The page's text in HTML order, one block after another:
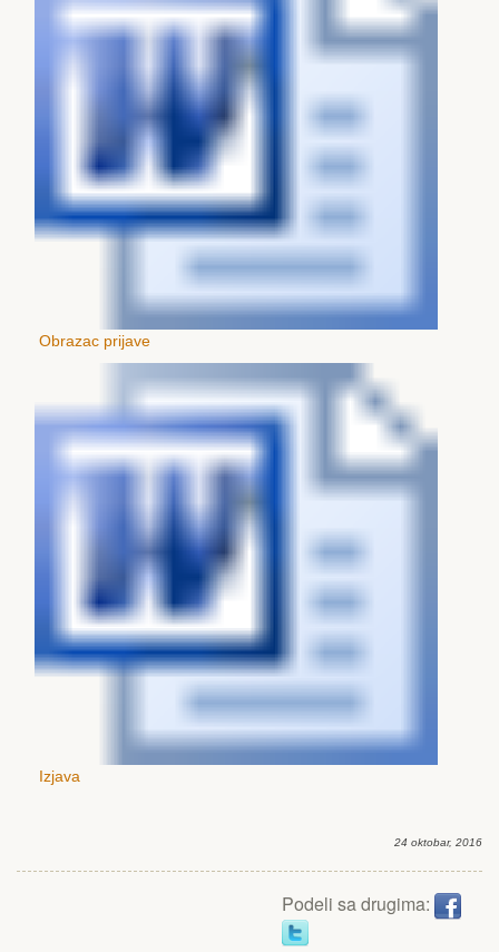
Obrazac prijave
Izjava
24 oktobar, 2016
Podeli sa drugima: